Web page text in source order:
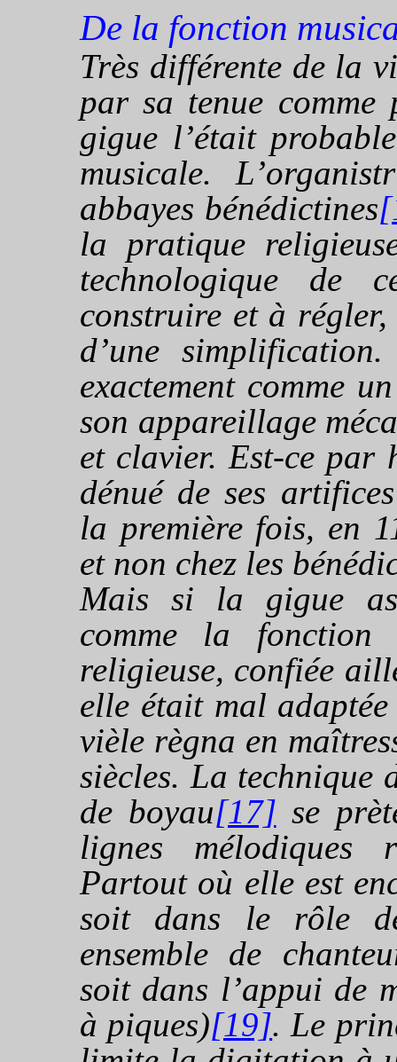
De la fonction
Très différente de la
par sa tenue
gigue l’était
musicale. L’
abbayes bénédictines
la pratique
technologique de
construire et à
d’une
exactement comme
son appareillage
et clavier. Est-ce par
dénué de ses
la première fois, en
et non chez les
Mais si la gigue
comme la fonction
religieuse, confiée
elle était mal
vièle règna en
siècles. La technique
de boyau[17] se
lignes mélodiques
Partout où elle est
soit dans le rôle
ensemble de
soit dans l’appui de
à piques)[19]. Le